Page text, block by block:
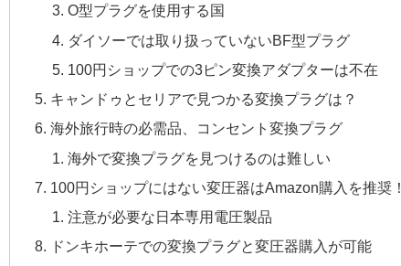
O型プラグを使用する国
ダイソーでは取り扱っていないBF型プラグ
100円ショップでの3ピン変換アダプターは不在
キャンドゥとセリアで見つかる変換プラグは？
海外旅行時の必需品、コンセント変換プラグ
海外で変換プラグを見つけるのは難しい
100円ショップにはない変圧器はAmazon購入を推奨！
注意が必要な日本専用電圧製品
ドンキホーテでの変換プラグと変圧器購入が可能